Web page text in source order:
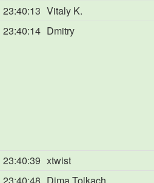
23:40:13 Vitaly K.
23:40:14 Dmitry
23:40:39 xtwist